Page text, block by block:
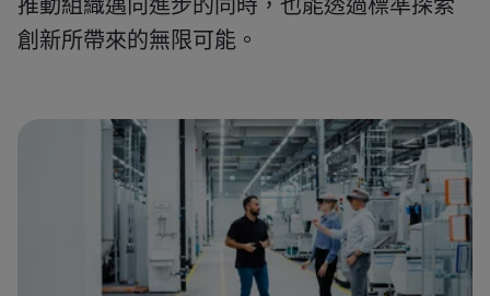
創新所帶來的無限可能。